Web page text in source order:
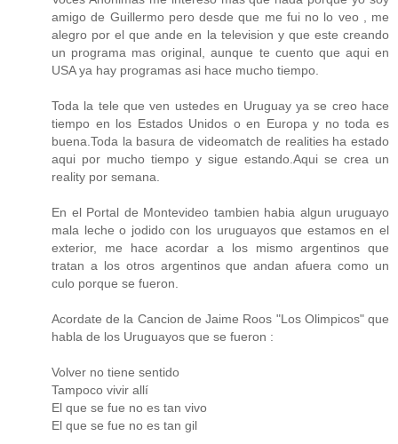
amigo de Guillermo pero desde que me fui no lo veo , me
alegro por el que ande en la television y que este creando
un programa mas original, aunque te cuento que aqui en
USA ya hay programas asi hace mucho tiempo.
Toda la tele que ven ustedes en Uruguay ya se creo hace
tiempo en los Estados Unidos o en Europa y no toda es
buena.Toda la basura de videomatch de realities ha estado
aqui por mucho tiempo y sigue estando.Aqui se crea un
reality por semana.
En el Portal de Montevideo tambien habia algun uruguayo
mala leche o jodido con los uruguayos que estamos en el
exterior, me hace acordar a los mismo argentinos que
tratan a los otros argentinos que andan afuera como un
culo porque se fueron.
Acordate de la Cancion de Jaime Roos "Los Olimpicos" que
habla de los Uruguayos que se fueron :
Volver no tiene sentido
Tampoco vivir allí
El que se fue no es tan vivo
El que se fue no es tan gil